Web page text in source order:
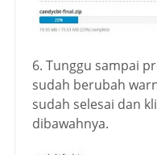
6. Tunggu sampai
sudah berubah
sudah selesai dan
dibawahnya.